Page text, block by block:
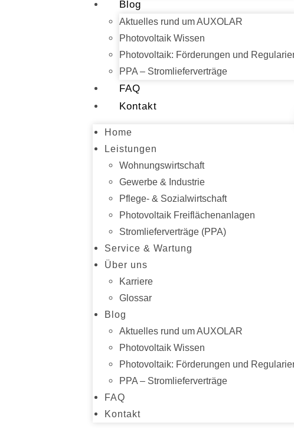
Blog
Aktuelles rund um AUXOLAR
Photovoltaik Wissen
Photovoltaik: Förderungen und
PPA – Stromlieferverträge
FAQ
Kontakt
Home
Leistungen
Wohnungswirtschaft
Gewerbe & Industrie
Pflege- & Sozialwirtschaft
Photovoltaik Freiflächenanlagen
Stromlieferverträge (PPA)
Service & Wartung
Über uns
Karriere
Glossar
Blog
Aktuelles rund um AUXOLAR
Photovoltaik Wissen
Photovoltaik: Förderungen und
PPA – Stromlieferverträge
FAQ
Kontakt